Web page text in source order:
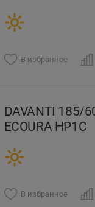
В избранное
DAVANTI 185/
ECOURA HP1C
В избранное